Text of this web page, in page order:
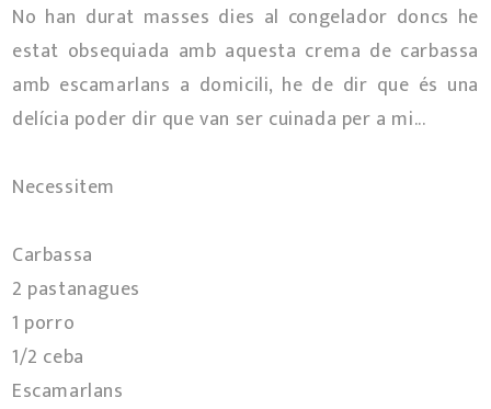
No han durat masses dies al congelador doncs he
estat obsequiada amb aquesta crema de carbassa
amb escamarlans a domicili, he de dir que és una
delícia poder dir que van ser cuinada per a mi...
Necessitem
Carbassa
2 pastanagues
1 porro
1/2 ceba
Escamarlans